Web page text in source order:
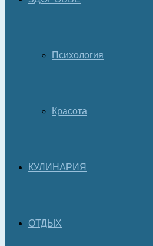
Психология
Красота
КУЛИНАРИЯ
ОТДЫХ